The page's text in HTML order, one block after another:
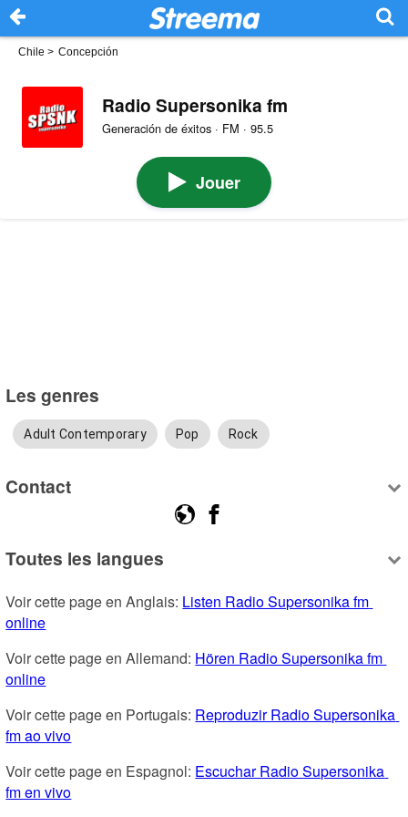
Chile > Concepción
Radio Supersonika fm
Generación de éxitos · FM · 95.5
Jouer
Les genres
Adult Contemporary Pop Rock
Contact
Toutes les langues
Voir cette page en Anglais: Listen Radio Supersonika fm
online
Voir cette page en Allemand: Hören Radio Supersonika fm
online
Voir cette page en Portugais: Reproduzir Radio Supersonika
fm ao vivo
Voir cette page en Espagnol: Escuchar Radio Supersonika
fm en vivo